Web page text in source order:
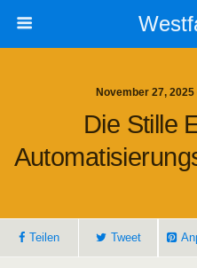
November 27,
Die Stille
Teilen Tweet